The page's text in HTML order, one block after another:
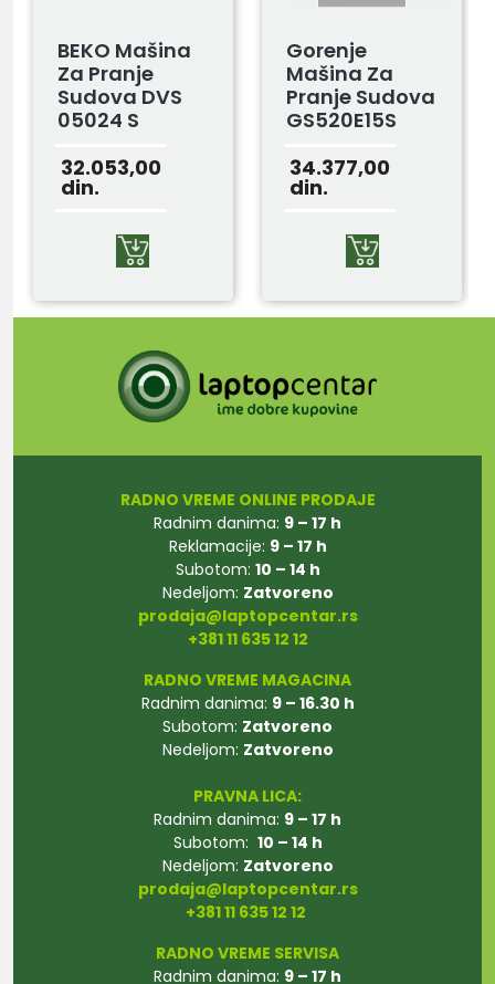
BEKO Mašina
Za Pranje
Sudova DVS
05024 S
32.053,00
din.
Gorenje
Mašina Za
Pranje Sudova
GS520E15S
34.377,00
din.
RADNO VREME ONLINE PRODAJE
Radnim danima: 9 – 17 h
Reklamacije: 9 – 17 h
Subotom: 10 – 14 h
Nedeljom: Zatvoreno
prodaja@laptopcentar.rs
+381 11 635 12 12
RADNO VREME MAGACINA
Radnim danima: 9 – 16.30 h
Subotom: Zatvoreno
Nedeljom: Zatvoreno
PRAVNA LICA:
Radnim danima: 9 – 17 h
Subotom: 10 – 14 h
Nedeljom: Zatvoreno
prodaja@laptopcentar.rs
+381 11 635 12 12
RADNO VREME SERVISA
Radnim danima: 9 – 17 h